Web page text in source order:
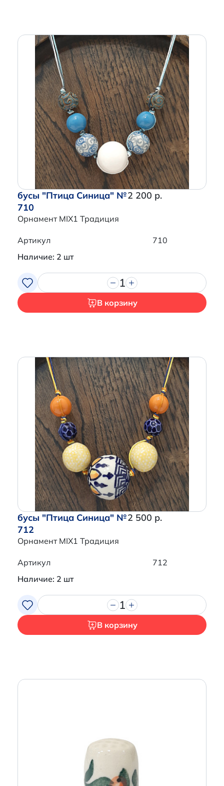
Итого:
Продолжить покупки
Перейти в корзину
бусы "Птица Синица" №
710
Орнамент MIX1 Традиция
2 200 р.
Артикул
710
Наличие: 2 шт
1
В корзину
бусы "Птица Синица" №
712
Орнамент MIX1 Традиция
2 500 р.
Артикул
712
Наличие: 2 шт
1
В корзину